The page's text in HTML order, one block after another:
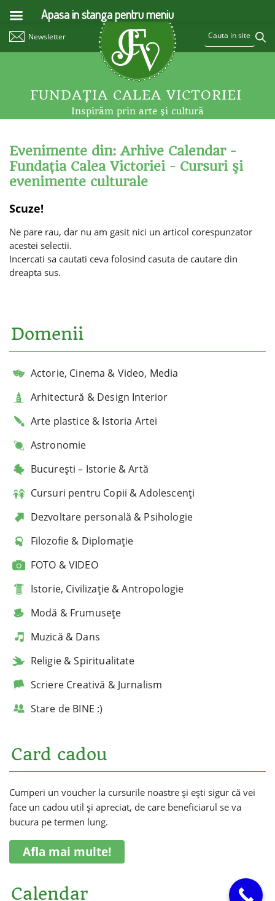
Newsletter
FUNDAŢIA CALEA VICTORIEI
Inspirăm prin arte şi cultură
Evenimente din: Arhive Calendar -
Fundaţia Calea Victoriei - Cursuri şi
evenimente culturale
Scuze!
Ne pare rau, dar nu am gasit nici un articol corespunzator
acestei selectii.
Incercati sa cautati ceva folosind casuta de cautare din
dreapta sus.
Domenii
Actorie, Cinema & Video, Media
Arhitectură & Design Interior
Arte plastice & Istoria Artei
Astronomie
București – Istorie & Artă
Cursuri pentru Copii & Adolescenți
Dezvoltare personală & Psihologie
Filozofie & Diplomație
FOTO & VIDEO
Istorie, Civilizație & Antropologie
Modă & Frumusețe
Muzică & Dans
Religie & Spiritualitate
Scriere Creativă & Jurnalism
Stare de BINE :)
Card cadou
Cumperi un voucher la cursurile noastre și ești sigur că vei
face un cadou util și apreciat, de care beneficiarul se va
bucura pe termen lung.
Afla mai multe!
Calendar
Apasa in stanga pentru meniu